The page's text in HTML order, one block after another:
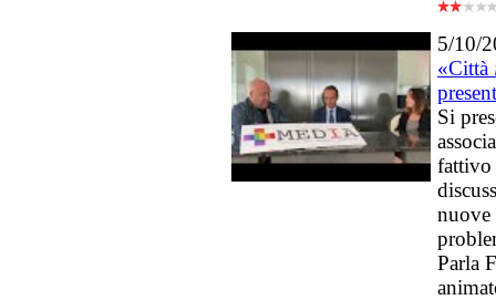
5/10/
«Città
Si
fattivo
nuove
Parla